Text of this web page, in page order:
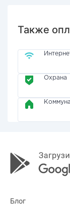
Также
Охрана
Блог